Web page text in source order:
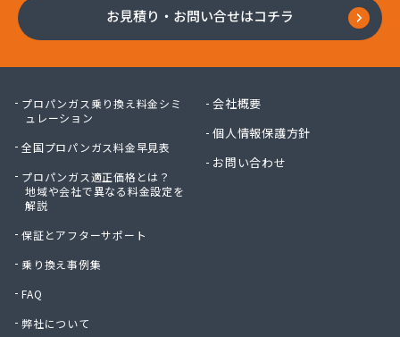
(株)堀井商店
(株)會田工業
蒲原燃料住宅設備(株)
蒲原燃料住宅設備(株) 石岡営業所
環境装備(株) 筑波事業所
関口商店
関商店
関彰商事(株) 古河LPGセンター
関東エア・ウォーター(株) つくば店
お見積り・お問い合せはコチラ
プロパンガス乗り換え料金シミ
ュレーション
全国プロパンガス料金早見表
プロパンガス適正価格とは？
地域や会社で異なる料金設定を
解説
保証とアフターサポート
乗り換え事例集
FAQ
弊社について
会社概要
個人情報保護方針
お問い合わせ